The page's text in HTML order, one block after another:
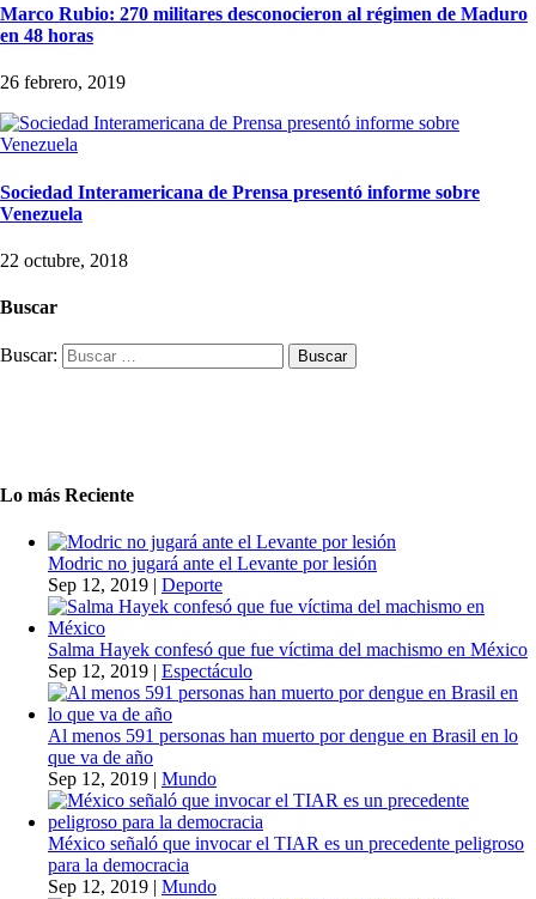
Marco Rubio: 270 militares desconocieron al régimen de Maduro
en 48 horas
26 febrero, 2019
Sociedad Interamericana de Prensa presentó informe sobre
Venezuela
22 octubre, 2018
Buscar
Buscar:
Lo más Reciente
Modric no jugará ante el Levante por lesión
Sep 12, 2019 | Deporte
Salma Hayek confesó que fue víctima del machismo en México
Sep 12, 2019 | Espectáculo
Al menos 591 personas han muerto por dengue en Brasil en lo
que va de año
Sep 12, 2019 | Mundo
México señaló que invocar el TIAR es un precedente peligroso
para la democracia
Sep 12, 2019 | Mundo